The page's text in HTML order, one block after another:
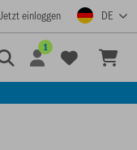
Jetzt einloggen DE
1